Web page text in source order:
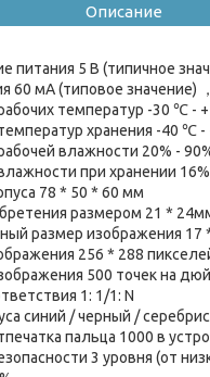
Описание
питания 5 В (типичное
60 мА (типовое значение)
температур -30 ℃ -
хранения -40 ℃
влажности 20% -
при хранении
78 * 50 * 60 мм
размером 21 *
размер изображения 17
256 * 288
500 точек на
1: 1/1: N
синий / черный /
пальца 1000 в
3 уровня (от